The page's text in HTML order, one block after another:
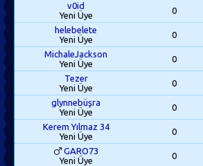
v0id
Yeni Üye
0
helebelete
Yeni Üye
0
MichaleJackson
Yeni Üye
0
Tezer
Yeni Üye
0
glynnebüşra
Yeni Üye
0
Kerem Yılmaz 34
Yeni Üye
0
GARO73
Yeni Üye
0